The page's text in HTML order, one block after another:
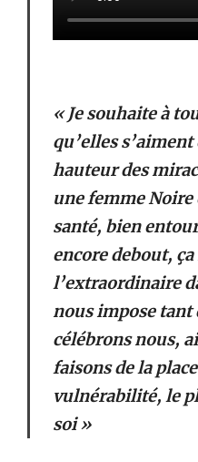
« Je souhaite à
qu’elles
hauteur des
une femme Noire
santé, bien
encore debout, ça
l’extraordinaire
nous impose tant
célébrons nous,
faisons de la
vulnérabilité, le
soi »